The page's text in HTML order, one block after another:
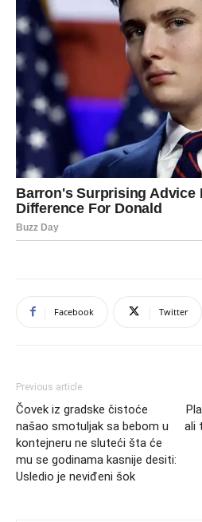
Facebook Twitter
Previous article
Čovek iz gradske čistoće
našao smotuljak sa bebom u
kontejneru ne sluteći šta će
mu se godinama kasnije desiti:
Usledio je neviđeni šok
ali